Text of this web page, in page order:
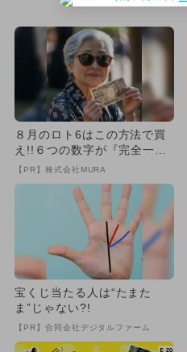
に再登場 親子券でお得に満
８月のロト6はこの方法で買
え!!６つの数字が『完全一
致』する方法
【PR】株式会社MURA
宝くじ当たる人は“たまた
ま”じゃない?!
【PR】合同会社デジタルファーム